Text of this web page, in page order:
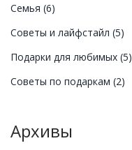
Семья (6)
Советы и лайфстайл (5)
Подарки для любимых (5)
Советы по подаркам (2)
Архивы